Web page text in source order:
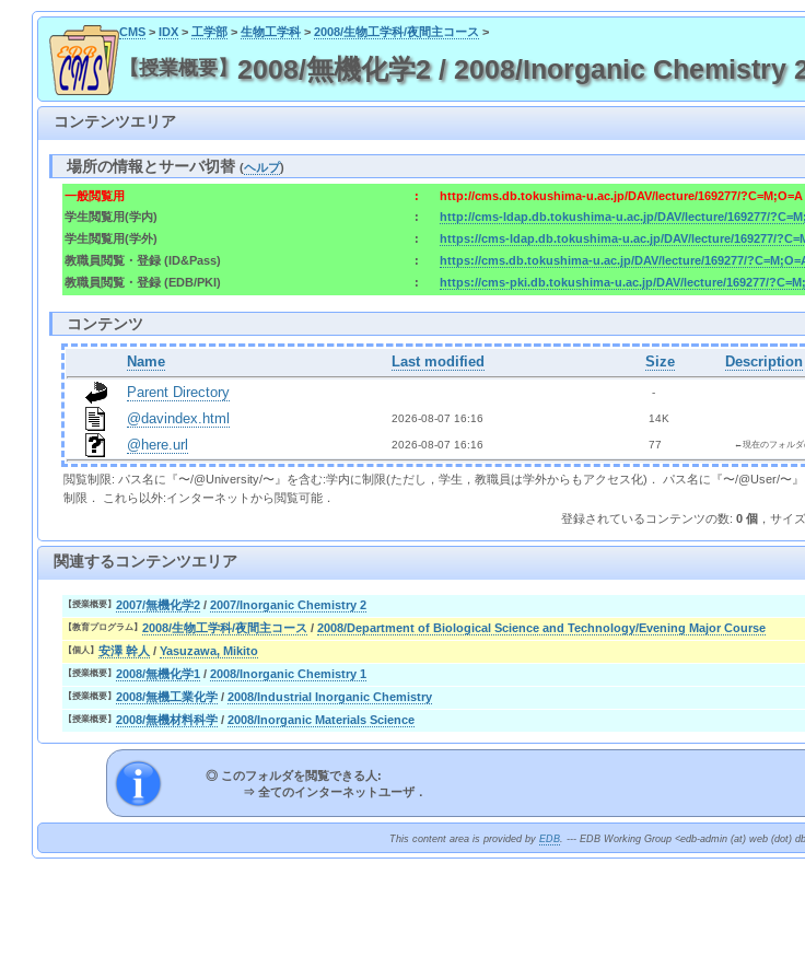
CMS> IDX> 工学部> 生物工学科> 2008/生物工学科/夜間主コース >
【授業概要】 2008/無機化学2 / 2008/Inorganic Chemistry
コンテンツエリア
場所の情報とサーバ切替(ヘルプ)
一般閲覧用 :
http://cms.db.tokushima-u.ac.jp/DAV/lecture/169277/?C=M;O=A
学生閲覧用(学内)
:
http://cms-ldap.db.tokushima-u.ac.jp/DAV/lecture/169277/
学生閲覧用(学外)
:
https://cms-ldap.db.tokushima-u.ac.jp/DAV/lecture/169277/
教職員閲覧・登録 (ID&Pass)
:
https://cms.db.tokushima-u.ac.jp/DAV/lecture/169277/
教職員閲覧・登録 (EDB/PKI)
: https://cms-pki.db.tokushima-u.ac.jp/DAV/lecture/169277/
コンテンツ
Name Last modified Size
Description
Parent Directory
  -
@davindex.html 2026-08-07 16:16 14K
@here.url 2026-08-07 16:16 77 ←現在のフォル
閲覧制限: パス名に『〜/@University/〜』を含む:学内に制限(ただし，学生，教職員は学外からもアクセス化)． パス名に『〜/@User/
制限． これら以外:インターネットから閲覧可能．
登録されているコンテンツの数:0 個 ，サイ
関連するコンテンツエリア
【授業概要】2007/無機化学2 /2007/Inorganic Chemistry 2
【教育プログラム】2008/生物工学科/夜間主コース /2008/Department of Biological Science and Technology/Evening Major Course
【個人】安澤 幹人 /Yasuzawa, Mikito
【授業概要】2008/無機化学1 /2008/Inorganic Chemistry 1
【授業概要】2008/無機工業化学 /2008/Industrial Inorganic Chemistry
【授業概要】2008/無機材料科学 /2008/Inorganic Materials Science
◎ このフォルダを閲覧できる人:
⇒全てのインターネットユーザ．
This content area is provided byEDB. --- EDB Working Group <edb-admin (at) web (dot)